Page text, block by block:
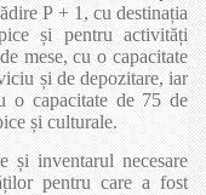
P + 1, cu destinația
și pentru activități
mese, cu o capacitate
și de depozitare, iar
o capacitate de 75 de
și culturale.
și inventarul necesare
pentru care a fost